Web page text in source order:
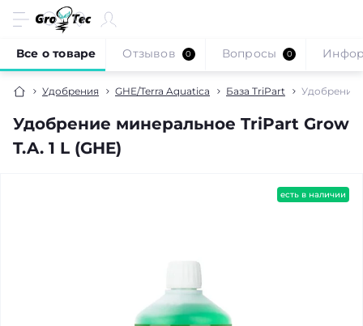
Удобрения GHE/Terra Aquatica База TriPart Удобрение
Удобрение минеральное TriPart Grow
T.A. 1 L (GHE)
Все о товаре Отзывов 0 Вопросы 0
есть в наличии